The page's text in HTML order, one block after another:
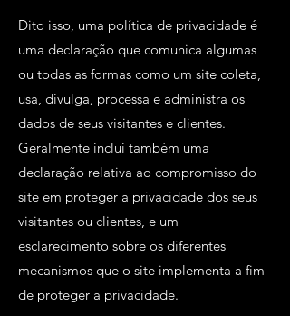
Dito isso, uma política de privacidade é
uma declaração que comunica algumas
ou todas as formas como um site coleta,
usa, divulga, processa e administra os
dados de seus visitantes e clientes.
Geralmente inclui também uma
declaração relativa ao compromisso do
site em proteger a privacidade dos seus
visitantes ou clientes, e um
esclarecimento sobre os diferentes
mecanismos que o site implementa a fim
de proteger a privacidade.